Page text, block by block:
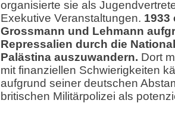
organisierte sie als
Exekutive Veranstaltungen. 1933
Grossmann und Lehmann
Repressalien durch die
Palästina auszuwandern. Dort
mit finanziellen Schwierigkeiten
aufgrund seiner deutschen
britischen Militärpolizei als